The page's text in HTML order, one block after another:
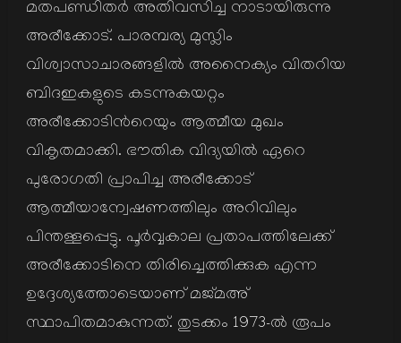
മതപണ്ഡിതര്‍ അതിവസിച്ച നാടായിരുന്നു
അരീക്കോട്. പാരമ്പര്യ മുസ്ലിം
വിശ്വാസാചാരങ്ങളില്‍ അനൈക്യം വിതറിയ
ബിദഇകളുടെ കടന്നുകയറ്റം
അരീക്കോടിന്‍റെയും ആത്മീയ മുഖം
വികൃതമാക്കി. ഭൗതിക വിദ്യയില്‍ ഏറെ
പുരോഗതി പ്രാപിച്ച അരീക്കോട്
ആത്മീയാന്വേഷണത്തിലും അറിവിലും
പിന്തള്ളപ്പെട്ടു. പൂര്‍വ്വകാല പ്രതാപത്തിലേക്ക്
അരീക്കോടിനെ തിരിച്ചെത്തിക്കുക എന്ന
ഉദ്ദേശ്യത്തോടെയാണ് മജ്മഅ്
സ്ഥാപിതമാകുന്നത്. തുടക്കം 1973-ല്‍ രൂപം